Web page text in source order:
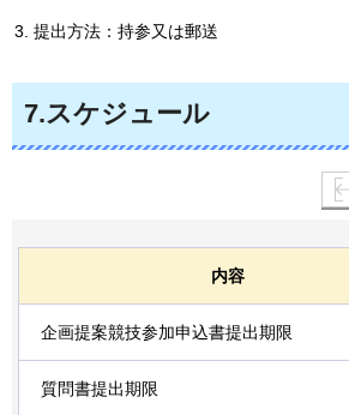
提出方法：持参又は郵送
7.スケジュール
内容
企画提案競技参加申込書提出期限
質問書提出期限